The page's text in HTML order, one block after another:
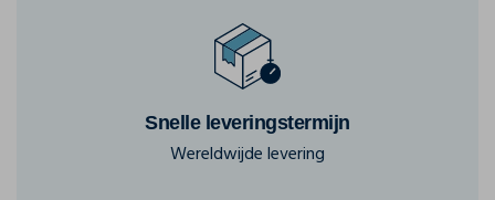
Snelle leveringstermijn
Wereldwijde levering